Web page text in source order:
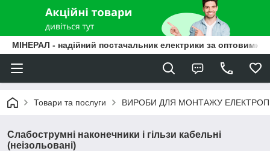
МІНЕРАЛ - надійний постачальник електрики за оптовими
Товари та послуги ВИРОБИ ДЛЯ МОНТАЖУ
Слабострумні наконечники і гільзи кабельні
(неізольовані)